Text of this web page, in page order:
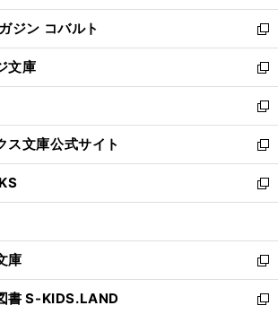
開
く
ウ
で
開
く
ン
ド
ウ
で
開
く
ウ
ィ
ン
ド
ウ
で
開
く
ジン コバルト
新
し
い
ウ
ィ
ン
ド
ウ
で
開
文庫
新
し
い
ウ
ィ
ン
ド
ウ
開
く
新
し
い
ウ
ィ
ン
ウ
で
開
く
ス文庫公式サイト
新
し
い
ウ
ン
ド
ウ
で
新
し
ウ
ィ
ン
ド
庫
新
し
い
書 S-KIDS.LAND
新